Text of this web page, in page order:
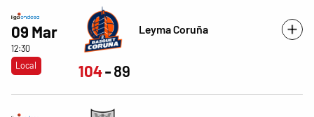
09 Mar
12:30
Local
Leyma Coruña
104 89